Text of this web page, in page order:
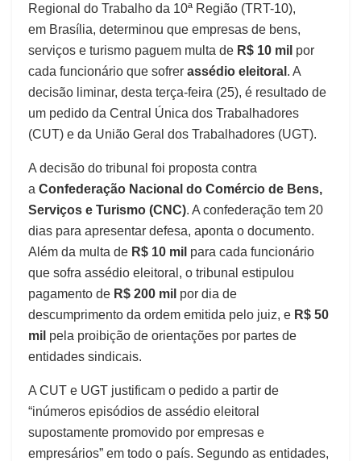
Regional do Trabalho da 10ª Região (TRT-10),
em Brasília, determinou que empresas de bens,
serviços e turismo paguem multa de R$ 10 mil por
cada funcionário que sofrer assédio eleitoral . A
decisão liminar, desta terça-feira (25), é resultado de
um pedido da Central Única dos Trabalhadores
(CUT) e da União Geral dos Trabalhadores (UGT).
A decisão do tribunal foi proposta contra
a Confederação Nacional do Comércio de Bens,
Serviços e Turismo (CNC). A confederação tem 20
dias para apresentar defesa, aponta o documento.
Além da multa de R$ 10 mil para cada funcionário
que sofra assédio eleitoral, o tribunal estipulou
pagamento de R$ 200 mil por dia de
descumprimento da ordem emitida pelo juiz, e R$ 50
mil pela proibição de orientações por partes de
entidades sindicais.
A CUT e UGT justificam o pedido a partir de
“inúmeros episódios de assédio eleitoral
supostamente promovido por empresas e
empresários” em todo o país. Segundo as entidades,